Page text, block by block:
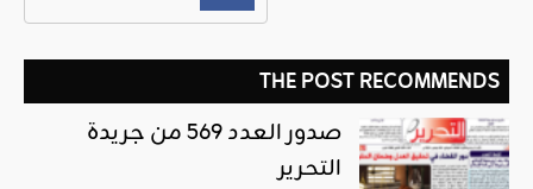
THE POST RECOMMENDS
صدور العدد 569 من جريدة
التحرير